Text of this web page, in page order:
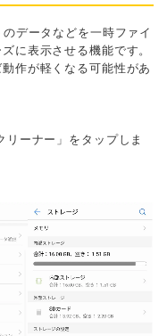
データなどを一時ファイ
に表示させる機能です。
作が軽くなる可能性があ
リーナー」をタップしま